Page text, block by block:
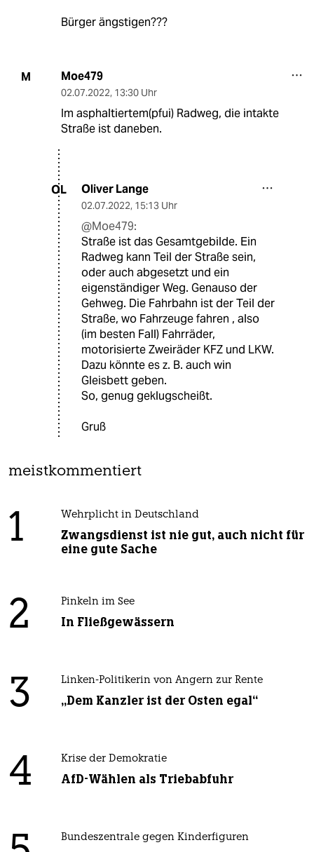
Bürger ängstigen???
M Moe479
02.07.2022, 13:30 Uhr
Im asphaltiertem(pfui) Radweg, die intakte
Straße ist daneben.
OL Oliver Lange
02.07.2022, 15:13 Uhr
@Moe479:
Straße ist das Gesamtgebilde. Ein
Radweg kann Teil der Straße sein,
oder auch abgesetzt und ein
eigenständiger Weg. Genauso der
Gehweg. Die Fahrbahn ist der Teil der
Straße, wo Fahrzeuge fahren , also
(im besten Fall) Fahrräder,
motorisierte Zweiräder KFZ und LKW.
Dazu könnte es z. B. auch win
Gleisbett geben.
So, genug geklugscheißt.
Gruß
meistkommentiert
1 Wehrplicht in Deutschland
Zwangsdienst ist nie gut, auch nicht für
eine gute Sache
2 Pinkeln im See
In Fließgewässern
3 Linken-Politikerin von Angern zur Rente
„Dem Kanzler ist der Osten egal“
4 Krise der Demokratie
AfD-Wählen als Triebabfuhr
Bundeszentrale gegen Kinderfiguren